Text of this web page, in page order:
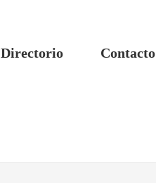
Directorio Contacto